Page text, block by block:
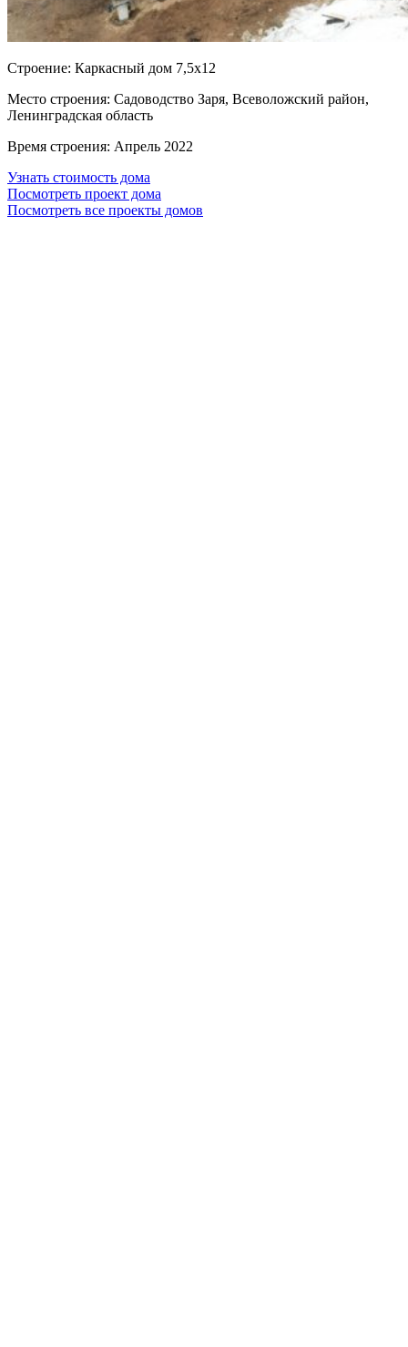
Cтроение: Каркасный дом 7,5х12
Место строения: Садоводство Заря, Всеволожский район,
Ленинградская область
Время строения: Апрель 2022
Узнать стоимость дома
Посмотреть проект дома
Посмотреть все проекты домов